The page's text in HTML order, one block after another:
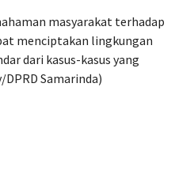
masyarakat terhadap
menciptakan lingkungan
dari kasus-kasus yang
Samarinda)